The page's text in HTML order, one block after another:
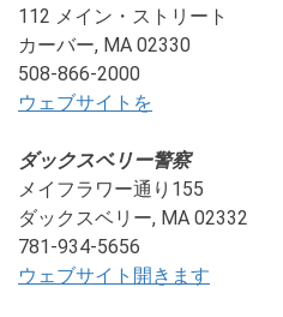
112 メイン・ストリート
カーバー, MA 02330
508-866-2000
ウェブサイトを
ダックスベリー警察
メイフラワー通り155
ダックスベリー, MA 02332
781-934-5656
ウェブサイト 開きます